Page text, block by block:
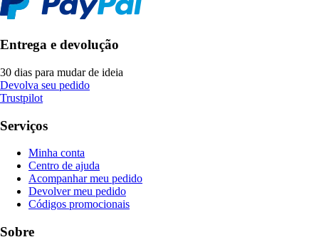
Entrega e devolução
30 dias para mudar de ideia
Devolva seu pedido
Trustpilot
Serviços
Minha conta
Centro de ajuda
Acompanhar meu pedido
Devolver meu pedido
Códigos promocionais
Sobre